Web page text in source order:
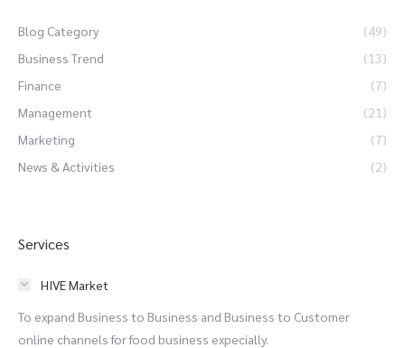
Blog Category
(49)
Business Trend
(13)
Finance
(7)
Management
(21)
Marketing
(7)
News & Activities
(2)
Services
HIVE Market
To expand Business to Business and Business to Customer
online channels for food business expecially.